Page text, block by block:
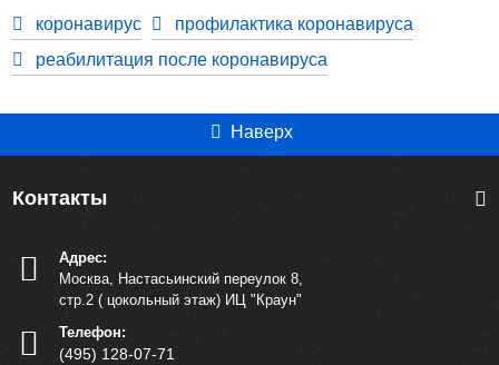
коронавирус
профилактика коронавируса
реабилитация после коронавируса
Наверх
Контакты
Адрес:
Москва, Настасьинский переулок 8,
стр.2 ( цокольный этаж) ИЦ "Краун"
Телефон:
(495) 128-07-71